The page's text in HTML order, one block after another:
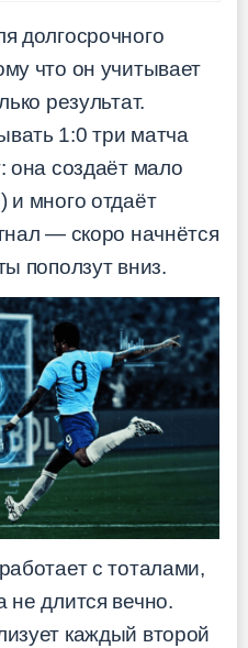
долгосрочного
что он учитывает
результат.
1:0 три матча
она создаёт мало
и много отдаёт
— скоро начнётся
поползут вниз.
с тоталами,
не длится вечно.
каждый второй